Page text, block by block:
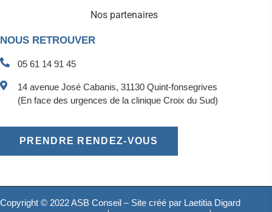
Nos partenaires
NOUS RETROUVER
05 61 14 91 45
14 avenue José Cabanis, 31130 Quint-fonsegrives
(En face des urgences de la clinique Croix du Sud)
PRENDRE RENDEZ-VOUS
Copyright © 2022 ASB Conseil – Site créé par Laetitia Digard